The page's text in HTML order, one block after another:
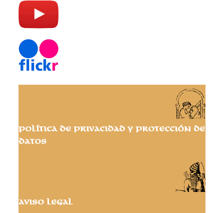
Política de privacidad y protección de
datos
Aviso Legal